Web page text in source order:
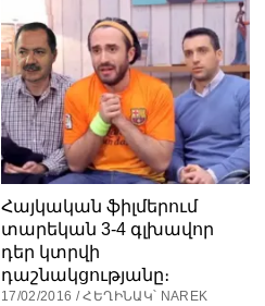
Հայկական ֆիլմերում
տարեկան 3-4 գլխավոր
դեր կտրվի
դաշնակցությանը։
17/02/2016 / ՀԵՂԻՆԱԿ՝ NAREK